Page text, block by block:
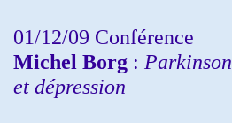
01/12/09 Conférence
Michel Borg : Parkinson
et dépression